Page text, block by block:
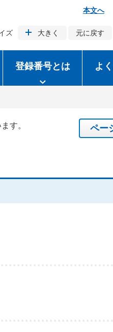
本文へ
ズ 大きく 元に戻す
登録番号とは よ
す。 ペー